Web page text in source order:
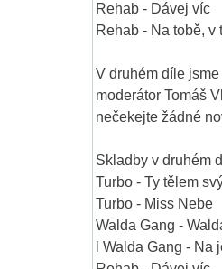
Rehab - Dávej víc
Rehab - Na tobě, v
V druhém díle
moderátor Tomáš
nečekejte žádné
Skladby v druhém
Turbo - Ty tělem
Turbo - Miss Nebe
Walda Gang -
l Walda Gang - Na